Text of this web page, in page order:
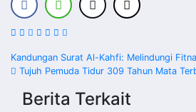
Navigasi
pos
Kandungan Surat Al-Kahfi: Melindungi
Tujuh Pemuda Tidur 309 Tahun Mata
Berita Terkait